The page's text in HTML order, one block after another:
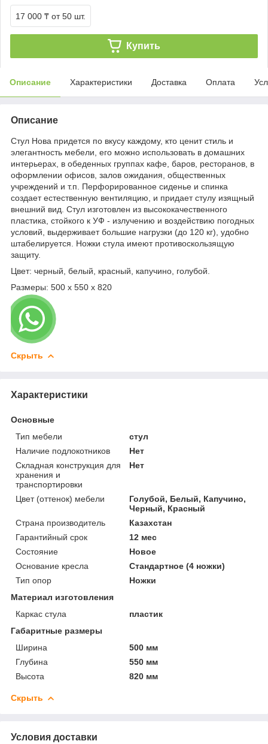
17 000 ₸ от 50 шт.
Купить
Описание Характеристики Доставка Оплата
Описание
Стул Нова придется по вкусу каждому, кто ценит стиль и
элегантность мебели, его можно использовать в домашних
интерьерах, в обеденных группах кафе, баров, ресторанов, в
оформлении офисов, залов ожидания, общественных
учреждений и т.п. Перфорированное сиденье и спинка
создает естественную вентиляцию, и придает стулу изящный
внешний вид. Стул изготовлен из высококачественного
пластика, стойкого к УФ - излучению и воздействию погодных
условий, выдерживает большие нагрузки (до 120 кг), удобно
штабелируется. Ножки стула имеют противоскользящую
защиту.
Цвет: черный, белый, красный, капучино, голубой.
Размеры: 500 х 550 х 820
Скрыть
Характеристики
Основные
Тип мебели
стул
Наличие подлокотников
Нет
Складная конструкция для
хранения и
транспортировки
Нет
Цвет (оттенок) мебели
Голубой, Белый, Капучино,
Черный, Красный
Страна производитель
Казахстан
Гарантийный срок
12 мес
Состояние
Новое
Основание кресла
Стандартное (4 ножки)
Тип опор
Ножки
Материал изготовления
Каркас стула
пластик
Габаритные размеры
Ширина
500 мм
Глубина
550 мм
Высота
820 мм
Скрыть
Условия доставки